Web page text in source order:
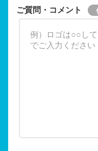
ご質問・コメント